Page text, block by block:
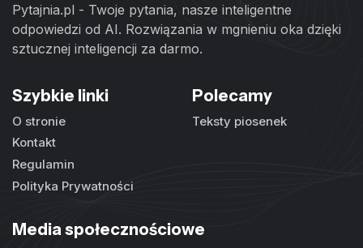
Pytajnia.pl - Twoje pytania, nasze inteligentne
odpowiedzi od AI. Rozwiązania w mgnieniu oka dzięki
sztucznej inteligencji za darmo.
Szybkie linki
O stronie
Kontakt
Regulamin
Polityka Prywatności
Polecamy
Teksty piosenek
Media społecznościowe